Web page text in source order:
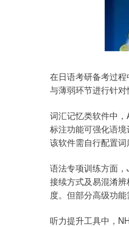
在日语考研备考过
与薄弱环节进行针
词汇记忆类软件中
标注功能可强化语
该软件需自行配置词
语法专项训练方面
接续方式及易混淆
度。但部分高级功能
听力提升工具中，
1.02% 深证